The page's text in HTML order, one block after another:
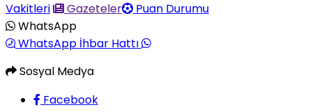
Vakitleri
Gazeteler
Puan Durumu
WhatsApp
WhatsApp İhbar Hattı
Sosyal Medya
Facebook